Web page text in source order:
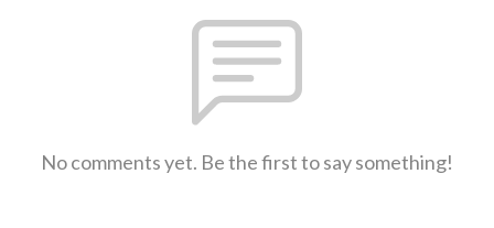
No comments yet. Be the first to say something!